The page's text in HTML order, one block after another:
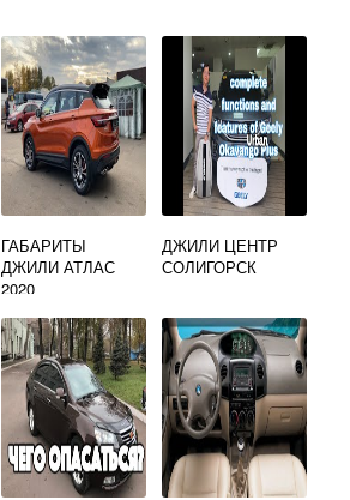
ГАБАРИТЫ
ДЖИЛИ АТЛАС
2020
ДЖИЛИ ЦЕНТР
СОЛИГОРСК